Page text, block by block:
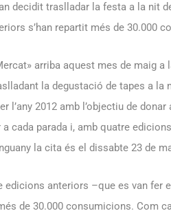
decidit traslladar la festa a la nit
s’han repartit més de 30.000
arriba aquest mes de maig
la degustació de tapes a
l’any 2012 amb l’objectiu de
a cada parada i, amb quatre
la cita és el dissabte 23 de
edicions anteriors –que es van fer
de 30.000 consumicions. Com